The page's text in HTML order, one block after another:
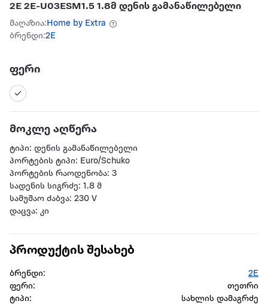
2E 2E-U03ESM1.5 1.8მ დენის გამანაწილებელი
მაღაზია:Home by Extra
ბრენდი:2E
ფერი
მოკლე აღწერა
ტიპი: დენის გამანაწილებელი
პორტების ტიპი: Euro/Schuko
პორტების რაოდენობა: 3
სადენის სიგრძე: 1.8 მ
სამუშაო ძაბვა: 230 V
დაცვა: კი
პროდუქტის შესახებ
ბრენდი:
2E
ფერი:
თეთრი
ტიპი:
სახლის დამაგრძე